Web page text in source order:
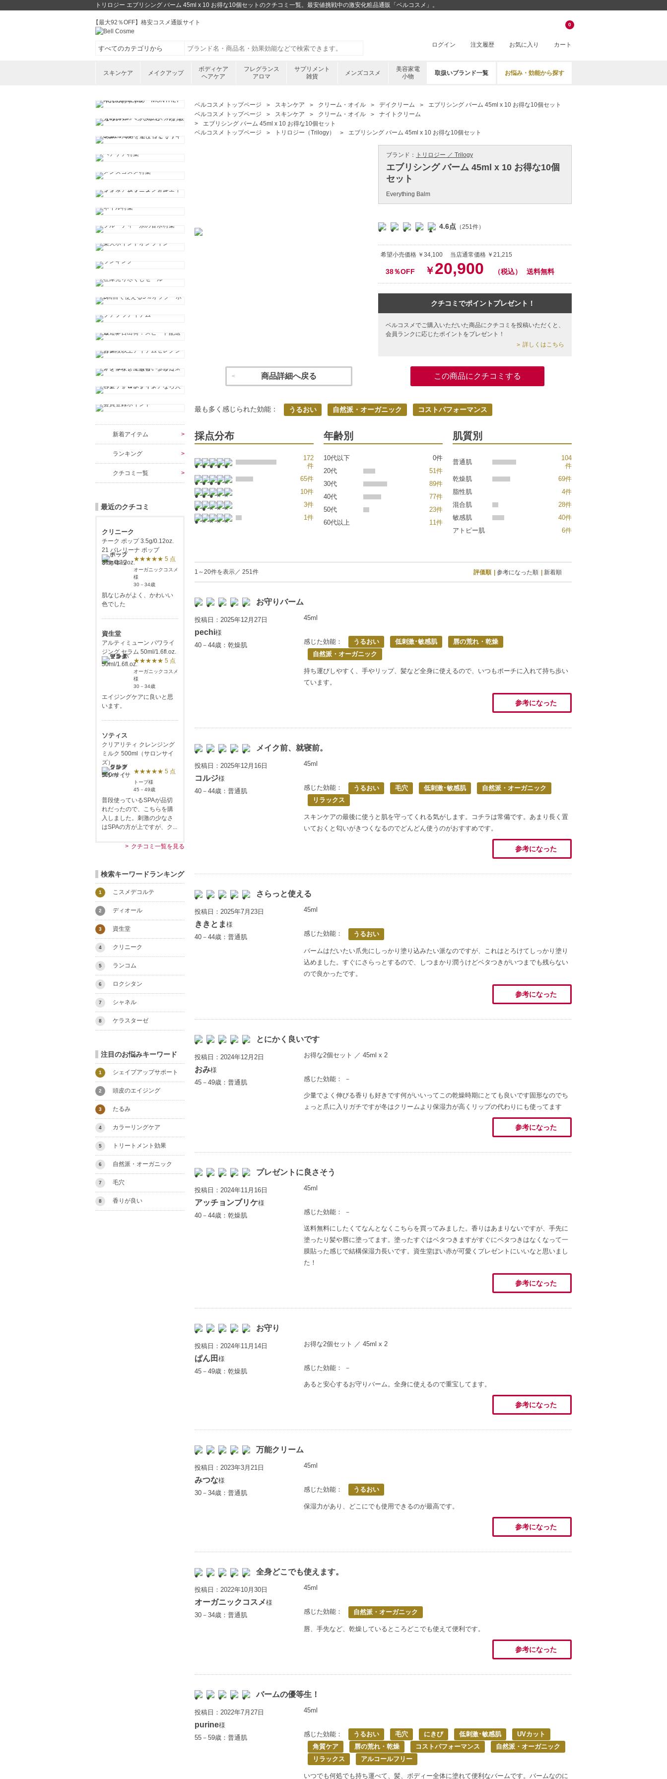
トリロジー エブリシング バーム 45ml x 10 お得な10個セットのクチコミ一覧。最安値挑戦中の激安化粧品通販「ベルコスメ」。
【最大92％OFF】格安コスメ通販サイト
ログイン 注文履歴 お気に入り カート
0
スキンケア メイクアップ
ボディケア
ヘアケア
フレグランス
アロマ
サプリメント
雑貨
メンズコスメ
美容家電
小物
取扱いブランド一覧 お悩み・効能から探す
ベルコスメ トップページ スキンケア クリーム・オイル デイクリーム
エブリシング バーム 45ml x 10 お得な10個セット
ベルコスメ トップページ
スキンケア クリーム・オイル
ナイトクリーム
エブリシング バーム 45ml x 10 お得な10個セット
ベルコスメ トップページ
トリロジー（Trilogy） エブリシング バーム 45ml x 10 お得な10個セット
ブランド： トリロジー ／ Trilogy
エブリシング バーム 45ml x 10 お得な10個
セット
Everything Balm
4.6点 （251件）
希望小売価格 ￥34,100 当店通常価格 ￥21,215
38％OFF ￥20,900 （税込） 送料無料
クチコミでポイントプレゼント！
ベルコスメでご購入いただいた商品にクチコミを投稿いただくと、
会員ランクに応じたポイントをプレゼント！
詳しくはこちら
商品詳細へ戻る この商品にクチコミする
最も多く感じられた効能： うるおい 自然派・オーガニック コストパフォーマンス
採点分布
172
件
65件
10件
3件
1件
年齢別
10代以下
0件
20代
51件
30代
89件
40代
77件
50代
23件
60代以上
11件
肌質別
普通肌
104
件
乾燥肌
69件
脂性肌
4件
混合肌
28件
敏感肌
40件
アトピー肌
6件
1～20件を表示／ 251件 評価順 参考になった順 新着順
お守りバーム
投稿日：2025年12月27日
pechi様
40－44歳：乾燥肌
45ml
感じた効能： うるおい 低刺激･敏感肌
唇の荒れ・乾燥
自然派・オーガニック
持ち運びしやすく、手やリップ、髪など全身に使えるので、いつもポーチに入れて持ち歩い
ています。
参考になった
メイク前、就寝前。
投稿日：2025年12月16日
コルジ様
40－44歳：普通肌
45ml
感じた効能： うるおい 毛穴 低刺激･敏感肌
自然派・オーガニック
リラックス
スキンケアの最後に使うと肌を守ってくれる気がします。コチラは常備です。あまり長く置
いておくと匂いがきつくなるのでどんどん使うのがおすすめです。
参考になった
さらっと使える
投稿日：2025年7月23日
ききとま 様
40－44歳：普通肌
45ml
感じた効能： うるおい
バームはだいたい爪先にしっかり塗り込みたい派なのですが、これはとろけてしっかり塗り
込めました。すぐにさらっとするので、しつまかり潤うけどベタつきがいつまでも残らない
ので良かったです。
参考になった
とにかく良いです
投稿日：2024年12月2日
おみ様
45－49歳：普通肌
お得な2個セット ／ 45ml x 2
感じた効能： －
少量でよく伸びる香りも好きです何がいいってこの乾燥時期にとても良いです固形なのでち
ょっと爪に入りガチですが冬はクリームより保湿力が高くリップの代わりにも使ってます
参考になった
プレゼントに良さそう
投稿日：2024年11月16日
アッチョンブリケ様
40－44歳：乾燥肌
45ml
感じた効能： －
送料無料にしたくてなんとなくこちらを買ってみました。香りはあまりないですが、手先に
塗ったり髪や唇に塗ってます。塗ったすぐはベタつきますがすぐにベタつきはなくなって一
膜貼った感じで結構保湿力長いです。資生堂ぽい赤が可愛くプレゼントにいいなと思いまし
た！
参考になった
お守り
投稿日：2024年11月14日
ぱん田 様
45－49歳：乾燥肌
お得な2個セット ／ 45ml x 2
感じた効能： －
あると安心するお守りバーム。全身に使えるので重宝してます。
参考になった
万能クリーム
投稿日：2023年3月21日
みつな様
30－34歳：普通肌
45ml
感じた効能： うるおい
保湿力があり、どこにでも使用できるのが最高です。
参考になった
全身どこでも使えます。
投稿日：2022年10月30日
オーガニックコスメ様
30－34歳：普通肌
45ml
感じた効能： 自然派・オーガニック
唇、手先など、乾燥しているところどこでも使えて便利です。
参考になった
バームの優等生！
投稿日：2022年7月27日
purine様
55－59歳：普通肌
45ml
感じた効能： うるおい 毛穴 にきび 低刺激･敏感肌
UVカット
角質ケア
唇の荒れ・乾燥 コストパフォーマンス
自然派・オーガニック
リラックス
アルコールフリー
いつでも何処でも持ち運べて、髪、ボディー全体に塗れて便利なバームです。バームなのに
新着アイテム
ランキング
クチコミ一覧
最近のクチコミ
クリニーク
チーク ポップ 3.5g/0.12oz.
21 バレリーナ ポップ
★★★★★ 5 点
オーガニックコスメ
様
30－34歳
肌なじみがよく、かわいい
色でした
資生堂
アルティミューン パワライ
ジング セラム 50ml/1.6fl.oz.
★★★★★ 5 点
オーガニックコスメ
様
30－34歳
エイジングケアに良いと思
います。
ソティス
クリアリティ クレンジング
ミルク 500ml（サロンサイ
ズ）
★★★★★ 5 点
トープ様
45－49歳
普段使っているSPAが品切
れだったので、こちらを購
入しました。刺激の少なさ
はSPAの方が上ですが、ク...
クチコミ一覧を見る
検索キーワードランキング
1 こスメデコルテ
2 ディオール
3 資生堂
4 クリニーク
5 ランコム
6 ロクシタン
7 シャネル
8 ケラスターゼ
注目のお悩みキーワード
1 シェイプアップサポート
2 頭皮のエイジング
3 たるみ
4 カラーリングケア
5 トリートメント効果
6 自然派・オーガニック
7 毛穴
8 香りが良い